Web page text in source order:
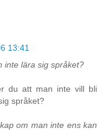
13:41
inte lära sig språket?
du att man inte vill bli
språket?
om man inte ens kan